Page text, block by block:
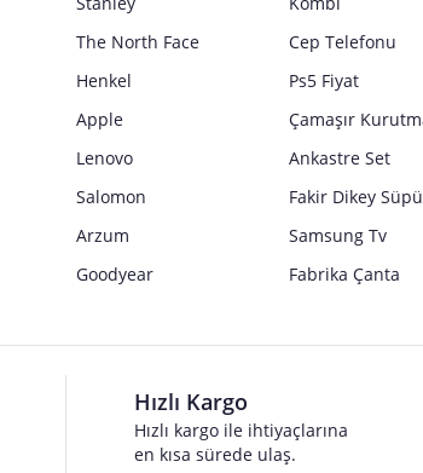
The North Face
Henkel
Apple
Lenovo
Salomon
Arzum
Goodyear
Cep Telefonu
Ps5 Fiyat
Çamaşır
Ankastre Set
Fakir Dikey
Samsung Tv
Fabrika Çanta
Hızlı Kargo
Hızlı kargo ile ihtiyaçlarına
en kısa sürede ulaş.